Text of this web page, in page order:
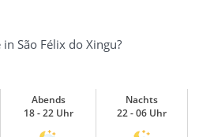
São Félix do Xingu?
Abends
18 - 22 Uhr
Nachts
22 - 06 Uhr